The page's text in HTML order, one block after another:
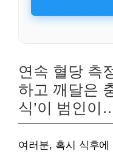
연속 혈당 측
하고 깨달은
식’이 범인이
여러분, 혹시 식후